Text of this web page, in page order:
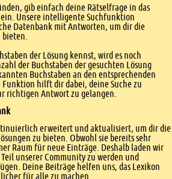
gib einfach deine Rätselfrage in das
Unsere intelligente Suchfunktion
Datenbank mit Antworten, um dir die
bieten.
der Lösung kennst, wird es noch
der Buchstaben der gesuchten Lösung
Buchstaben an den entsprechenden
hilft dir dabei, deine Suche zu
richtigen Antwort zu gelangen.
erweitert und aktualisiert, um dir die
zu bieten. Obwohl sie bereits sehr
Raum für neue Einträge. Deshalb laden wir
unserer Community zu werden und
Deine Beiträge helfen uns, das Lexikon
für alle zu machen.